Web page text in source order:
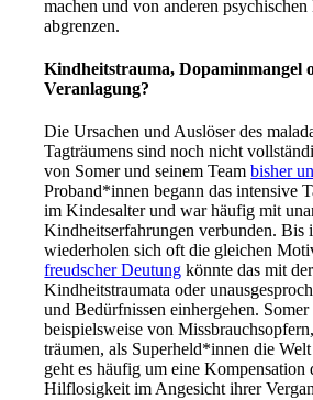
machen und von anderen
abgrenzen.
Kindheitstrauma, Dopaminmangel
Veranlagung?
Die Ursachen und Auslöser des
Tagträumens sind noch nicht
von Somer und seinem Teambisher
Proband*innen begann das intensive
im Kindesalter und war häufig mit
Kindheitserfahrungen verbunden. Bis
wiederholen sich oft die gleichen
freudscher Deutung könnte das mit
Kindheitstraumata oder
und Bedürfnissen einhergehen.
beispielsweise von
träumen, als Superheld*innen die
geht es häufig um eine Kompensation
Hilflosigkeit im Angesicht ihrer